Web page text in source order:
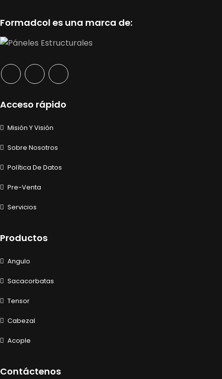
Formadcol es una marca de:
Acceso rápido
Misión Y Visión
Sobre Nosotros
Política De Datos
Pre-Venta
Servicios
Productos
Angulo
Sacacorbatas
Tensor
Cabezal
Acople
Contáctenos